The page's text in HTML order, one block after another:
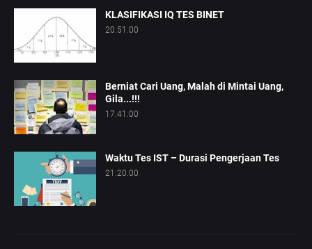
KLASIFIKASI IQ TES BINET
20.51.00
Berniat Cari Uang, Malah di Mintai Uang,
Gila...!!!
17.41.00
Waktu Tes IST – Durasi Pengerjaan Tes
21.20.00